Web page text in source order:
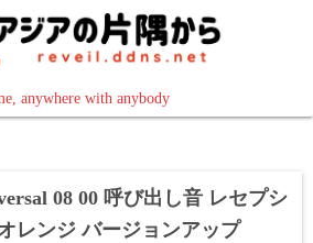
anywhere with anybody
in your language
08 00 呼び出し音 レセプシ
レンジ バージョンアップ